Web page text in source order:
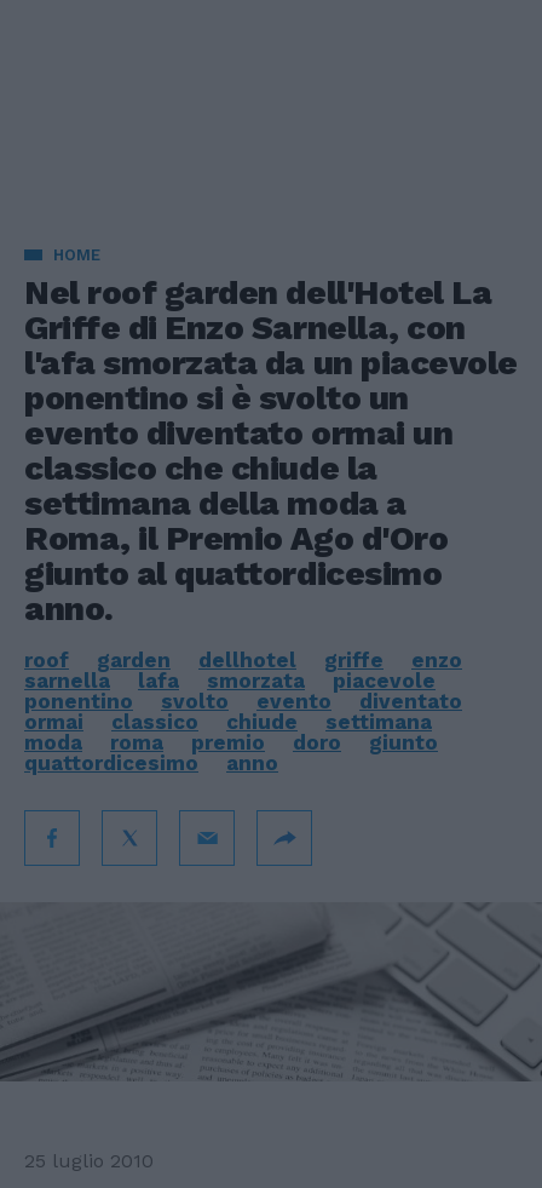
HOME
Nel roof garden dell'Hotel La
Griffe di Enzo Sarnella, con
l'afa smorzata da un piacevole
ponentino si è svolto un
evento diventato ormai un
classico che chiude la
settimana della moda a
Roma, il Premio Ago d'Oro
giunto al quattordicesimo
anno.
roof garden dellhotel griffe
enzo
sarnella
lafa smorzata
piacevole
ponentino
svolto evento
diventato
ormai
classico chiude
settimana
moda
roma premio doro
giunto
quattordicesimo
anno
25 luglio 2010